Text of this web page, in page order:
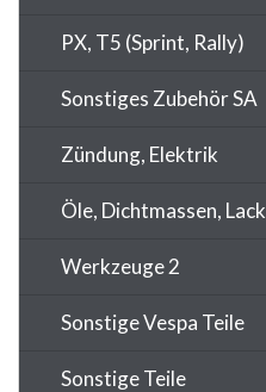
PX, T5 (Sprint, Rally)
Sonstiges Zubehör SA
Zündung, Elektrik
Öle, Dichtmassen, Lack
Werkzeuge 2
Sonstige Vespa Teile
Sonstige Teile